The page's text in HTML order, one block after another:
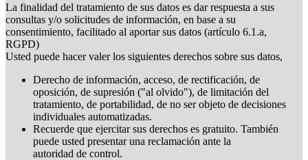
La finalidad del tratamiento de sus datos es dar respuesta a sus
consultas y/o solicitudes de información, en base a su
consentimiento, facilitado al aportar sus datos (artículo 6.1.a,
RGPD)
Usted puede hacer valer los siguientes derechos sobre sus datos,
Derecho de información, acceso, de rectificación, de
oposición, de supresión ("al olvido"), de limitación del
tratamiento, de portabilidad, de no ser objeto de decisiones
individuales automatizadas.
Recuerde que ejercitar sus derechos es gratuito. También
puede usted presentar una reclamación ante la
autoridad de control.